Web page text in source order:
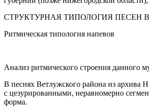
СТРУКТУРНАЯ ТИПОЛОГИЯ ПЕСЕН
Ритмическая типология напевов
Анализ ритмического строения данного
В песнях Ветлужского района из
с цезурированными, неравномерно
форма.